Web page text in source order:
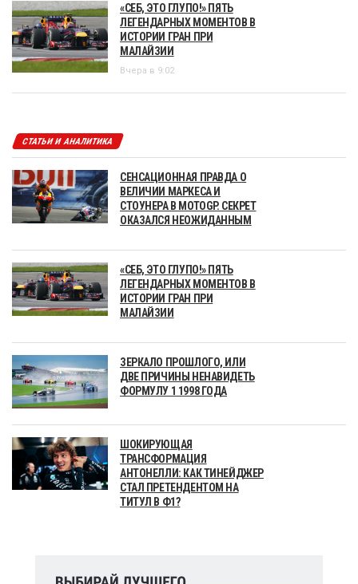
«СЕБ, ЭТО ГЛУПО!» ПЯТЬ
ЛЕГЕНДАРНЫХ МОМЕНТОВ В
ИСТОРИИ ГРАН ПРИ
МАЛАЙЗИИ
Вчера в 9:02
СТАТЬИ И АНАЛИТИКА
СЕНСАЦИОННАЯ ПРАВДА О
ВЕЛИЧИИ МАРКЕСА И
СТОУНЕРА В MOTOGP. СЕКРЕТ
ОКАЗАЛСЯ НЕОЖИДАННЫМ
«СЕБ, ЭТО ГЛУПО!» ПЯТЬ
ЛЕГЕНДАРНЫХ МОМЕНТОВ В
ИСТОРИИ ГРАН ПРИ
МАЛАЙЗИИ
ЗЕРКАЛО ПРОШЛОГО, ИЛИ
ДВЕ ПРИЧИНЫ НЕНАВИДЕТЬ
ФОРМУЛУ 1 1998 ГОДА
ШОКИРУЮЩАЯ
ТРАНСФОРМАЦИЯ
АНТОНЕЛЛИ: КАК ТИНЕЙДЖЕР
СТАЛ ПРЕТЕНДЕНТОМ НА
ТИТУЛ В Ф1?